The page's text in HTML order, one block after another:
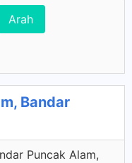
Arah
Bandar
Puncak Alam,